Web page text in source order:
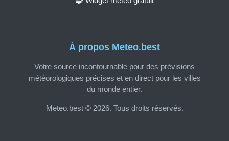
À propos Meteo.best
Votre source incontournable pour des prévisions
météorologiques précises et en direct pour les villes
du monde entier.
Meteo.best © 2026. Tous droits réservés.